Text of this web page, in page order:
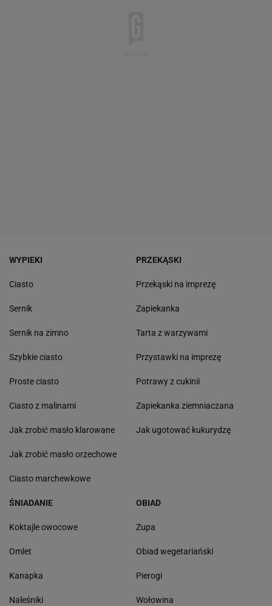
WYPIEKI
Ciasto
Sernik
Sernik na zimno
Szybkie ciasto
Proste ciasto
Ciasto z malinami
Jak zrobić masło klarowane
Jak zrobić masło orzechowe
Ciasto marchewkowe
PRZEKĄSKI
Przekąski na imprezę
Zapiekanka
Tarta z warzywami
Przystawki na imprezę
Potrawy z cukinii
Zapiekanka ziemniaczana
Jak ugotować kukurydzę
ŚNIADANIE
Koktajle owocowe
Omlet
Kanapka
Naleśniki
OBIAD
Zupa
Obiad wegetariański
Pierogi
Wołowina